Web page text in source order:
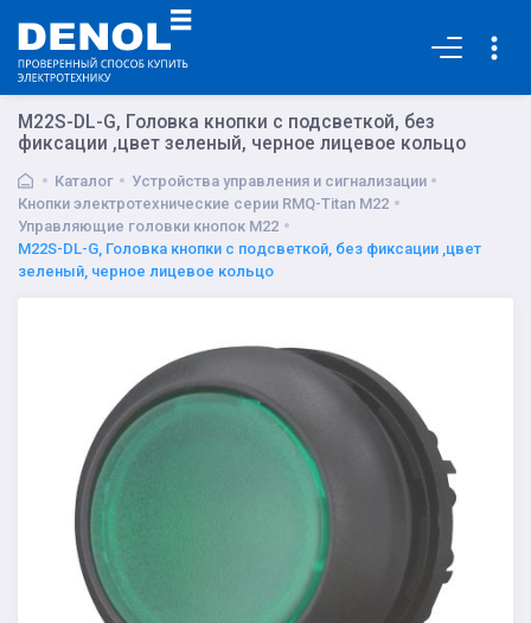
M22S-DL-G, Головка кнопки с подсветкой, без
фиксации ,цвет зеленый, черное лицевое кольцо
Каталог
Устройства управления и сигнализации
Кнопки электротехнические серии RMQ-Titan M22
Управляющие головки кнопок M22
M22S-DL-G, Головка кнопки с подсветкой, без фиксации ,цвет
зеленый, черное лицевое кольцо